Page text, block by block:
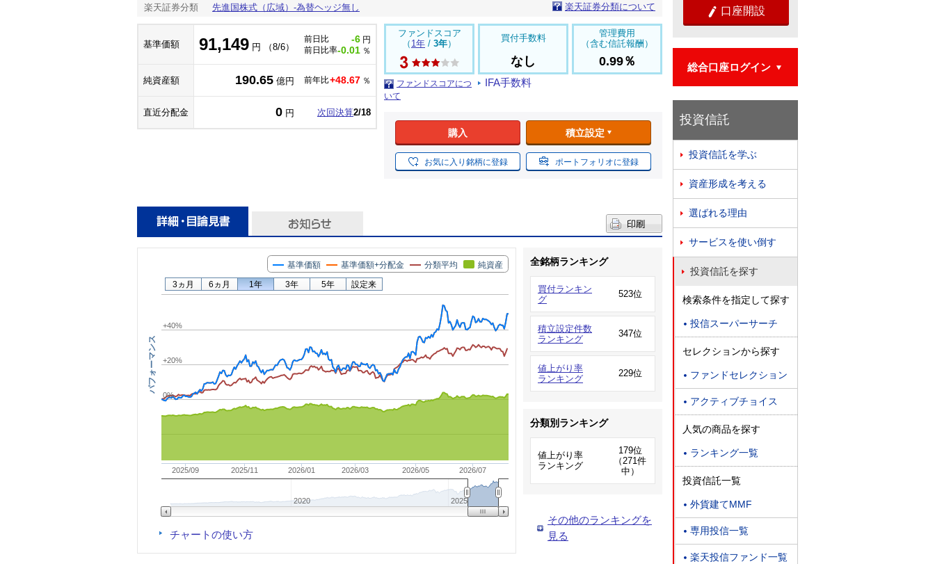
楽天証券分類 先進国株式（広域）-為替ヘッジ無し 楽天証券分類について
基準価額 91,149 円 （8/6）
前日比 -6 円
前日比率-0.01 ％
純資産額 190.65 億円 前年比+48.67 ％
直近分配金 0 円 次回決算2/18
ファンドスコア
（ 1年 / 3年）
ファンドスコアにつ
いて
買付手数料
なし
IFA手数料
管理費用
（含む信託報酬）
0.99％
購入 積立設定
お気に入り銘柄に登録 ポートフォリオに登録
パフォーマンス
基準価額 基準価額+分配金 分類平均 純資産
2025/09 2025/11 2026/01 2026/03 2026/05 2026/07
2020 2025
0%
+20%
+40%
3ヵ月 6ヵ月 1年 3年 5年 設定来
チャートの使い方
全銘柄ランキング
買付ランキン
グ
523位
積立設定件数
ランキング
347位
値上がり率
ランキング
229位
分類別ランキング
値上がり率
ランキング
179位
（271件
中）
その他のランキングを
見る
 口座開設
総合口座ログイン
投資信託
 投資信託を学ぶ
 資産形成を考える
 選ばれる理由
 サービスを使い倒す
 投資信託を探す
検索条件を指定して探す
 投信スーパーサーチ
セレクションから探す
 ファンドセレクション
 アクティブチョイス
人気の商品を探す
 ランキング一覧
投資信託一覧
 外貨建てMMF
 専用投信一覧
 楽天投信ファンド一覧